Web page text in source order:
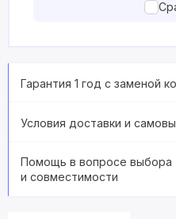
Гарантия 1 год с заменой
Условия доставки и
Помощь в вопросе выбора
и совместимости